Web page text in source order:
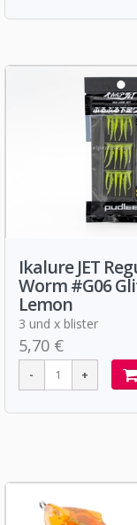
Ikalure JET
Worm #G06
Lemon
3 und x blister
5,70 €